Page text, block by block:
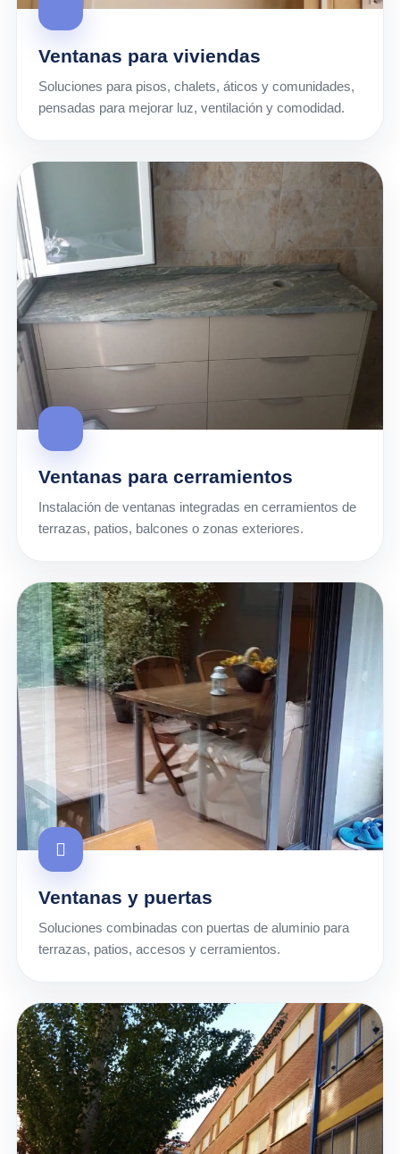
Ventanas para viviendas
Soluciones para pisos, chalets, áticos y comunidades,
pensadas para mejorar luz, ventilación y comodidad.
Ventanas para cerramientos
Instalación de ventanas integradas en cerramientos de
terrazas, patios, balcones o zonas exteriores.
Ventanas y puertas
Soluciones combinadas con puertas de aluminio para
terrazas, patios, accesos y cerramientos.